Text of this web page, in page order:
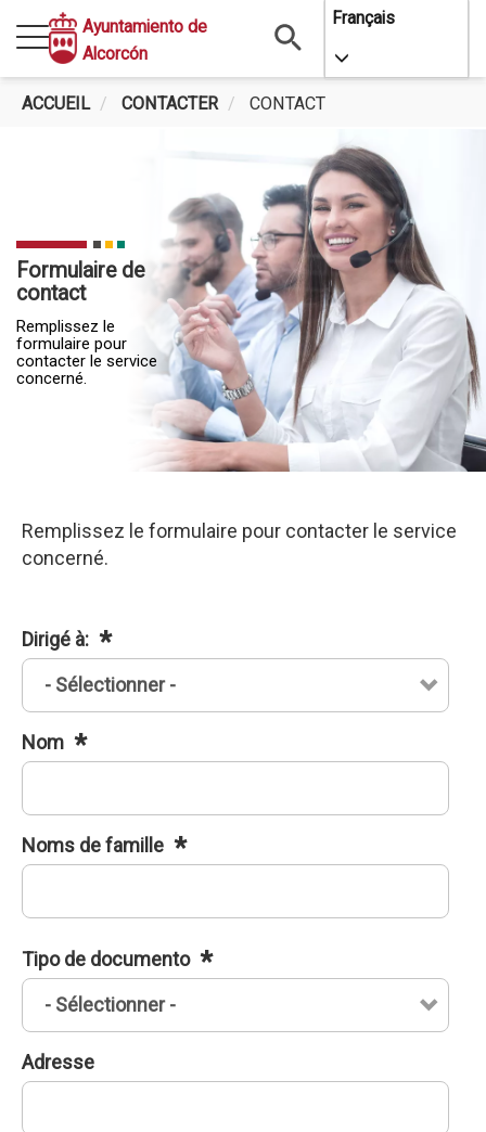
au
contenu
principal
Ayuntamiento de
Alcorcón
Français
Toggle
ACCUEIL CONTACTER CONTACT
Formulaire de
contact
Remplissez le
formulaire pour
contacter le service
concerné.
Remplissez le formulaire pour contacter le service
concerné.
Dirigé à:
Nom
Noms de famille
Tipo de documento
Adresse